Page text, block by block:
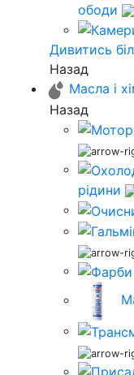
ободи
Дивитись
Назад
Масла і
Назад
рідини